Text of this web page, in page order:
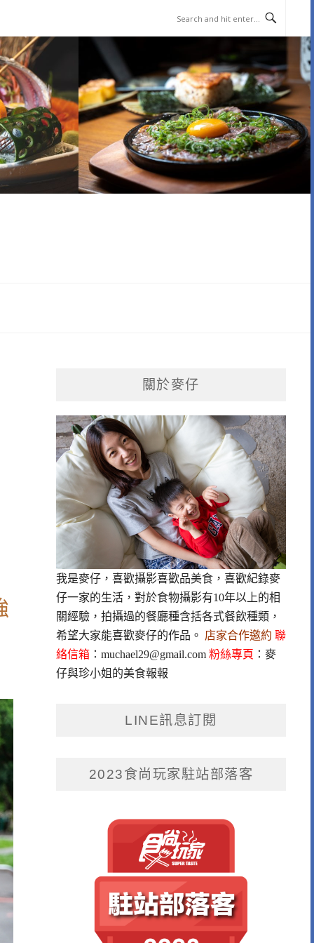
關於麥仔
我是麥仔，喜歡攝影喜歡品美食，喜歡紀錄麥
仔一家的生活，對於食物攝影有10年以上的相
關經驗，拍攝過的餐廳種含括各式餐飲種類，
希望大家能喜歡麥仔的作品。 店家合作邀約 聯
絡信箱： muchael29@gmail.com 粉絲專頁 ： 麥
仔與珍小姐的美食報報
LINE訊息訂閱
2023食尚玩家駐站部落客